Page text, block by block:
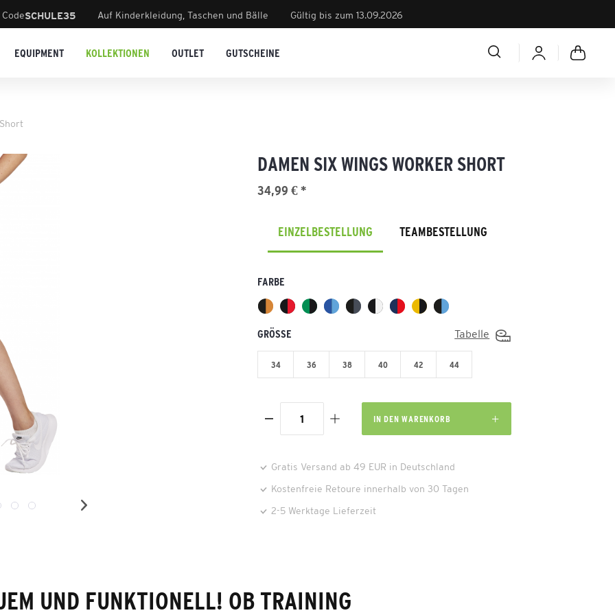
SCHULE35 Auf Kinderkleidung, Taschen und Bälle Gültig bis zum 13.09.2026
EQUIPMENT KOLLEKTIONEN OUTLET GUTSCHEINE
DAMEN SIX WINGS WORKER SHORT
34,99 € *
EINZELBESTELLUNG TEAMBESTELLUNG
FARBE
GRÖSSE Tabelle
34 36 38 40 42 44
IN DEN WARENKORB
Gratis Versand ab 49 EUR in Deutschland
Kostenfreie Retoure innerhalb von 30 Tagen
2-5 Werktage Lieferzeit
UND FUNKTIONELL! OB TRAINING